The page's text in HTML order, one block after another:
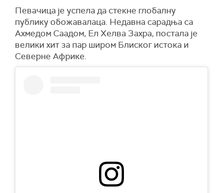
Певачица је успела да стекне глобалну
публику обожавалаца. Недавна сарадња са
Ахмедом Саадом, Ел Хелва Захра, постала је
велики хит за пар широм Блиског истока и
Северне Африке.